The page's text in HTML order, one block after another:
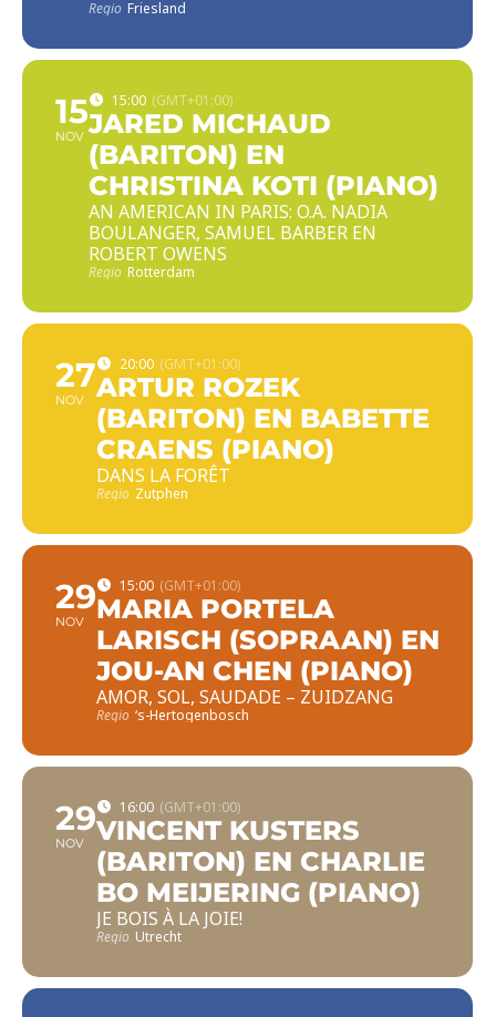
Regio Friesland
15
NOV
15:00 (GMT+01:00)
JARED MICHAUD
(BARITON) EN
CHRISTINA KOTI (PIANO)
AN AMERICAN IN PARIS: O.A. NADIA
BOULANGER, SAMUEL BARBER EN
ROBERT OWENS
Regio Rotterdam
27
NOV
20:00 (GMT+01:00)
ARTUR ROZEK
(BARITON) EN BABETTE
CRAENS (PIANO)
DANS LA FORÊT
Regio Zutphen
29
NOV
15:00 (GMT+01:00)
MARIA PORTELA
LARISCH (SOPRAAN) EN
JOU-AN CHEN (PIANO)
AMOR, SOL, SAUDADE – ZUIDZANG
Regio ‘s-Hertogenbosch
29
NOV
16:00 (GMT+01:00)
VINCENT KUSTERS
(BARITON) EN CHARLIE
BO MEIJERING (PIANO)
JE BOIS À LA JOIE!
Regio Utrecht